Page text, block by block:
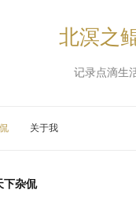
北溟之
记录点滴生
关于我
下杂侃